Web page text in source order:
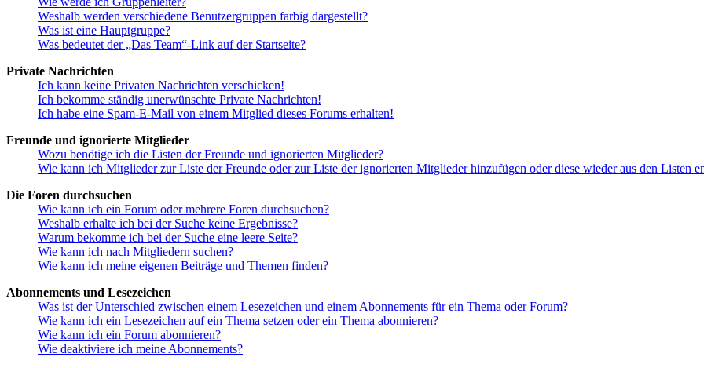
Weshalb werden verschiedene Benutzergruppen farbig dargestellt?
Was ist eine Hauptgruppe?
Was bedeutet der „Das Team“-Link auf der Startseite?
Private Nachrichten
Ich kann keine Privaten Nachrichten verschicken!
Ich bekomme ständig unerwünschte Private Nachrichten!
Ich habe eine Spam-E-Mail von einem Mitglied dieses Forums erhalten!
Freunde und ignorierte Mitglieder
Wozu benötige ich die Listen der Freunde und ignorierten Mitglieder?
Wie kann ich Mitglieder zur Liste der Freunde oder zur Liste der ignorierten Mitglieder hinzufügen oder diese wieder aus den Listen
Die Foren durchsuchen
Wie kann ich ein Forum oder mehrere Foren durchsuchen?
Weshalb erhalte ich bei der Suche keine Ergebnisse?
Warum bekomme ich bei der Suche eine leere Seite?
Wie kann ich nach Mitgliedern suchen?
Wie kann ich meine eigenen Beiträge und Themen finden?
Abonnements und Lesezeichen
Was ist der Unterschied zwischen einem Lesezeichen und einem Abonnements für ein Thema oder Forum?
Wie kann ich ein Lesezeichen auf ein Thema setzen oder ein Thema abonnieren?
Wie kann ich ein Forum abonnieren?
Wie deaktiviere ich meine Abonnements?